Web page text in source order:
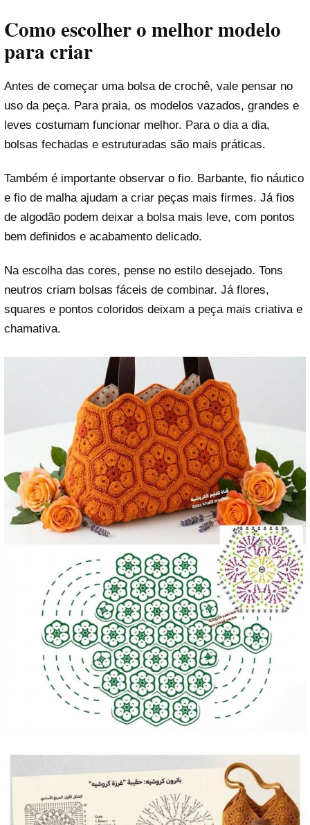
Como escolher o melhor modelo
para criar
Antes de começar uma bolsa de crochê, vale pensar no
uso da peça. Para praia, os modelos vazados, grandes e
leves costumam funcionar melhor. Para o dia a dia,
bolsas fechadas e estruturadas são mais práticas.
Também é importante observar o fio. Barbante, fio náutico
e fio de malha ajudam a criar peças mais firmes. Já fios
de algodão podem deixar a bolsa mais leve, com pontos
bem definidos e acabamento delicado.
Na escolha das cores, pense no estilo desejado. Tons
neutros criam bolsas fáceis de combinar. Já flores,
squares e pontos coloridos deixam a peça mais criativa e
chamativa.